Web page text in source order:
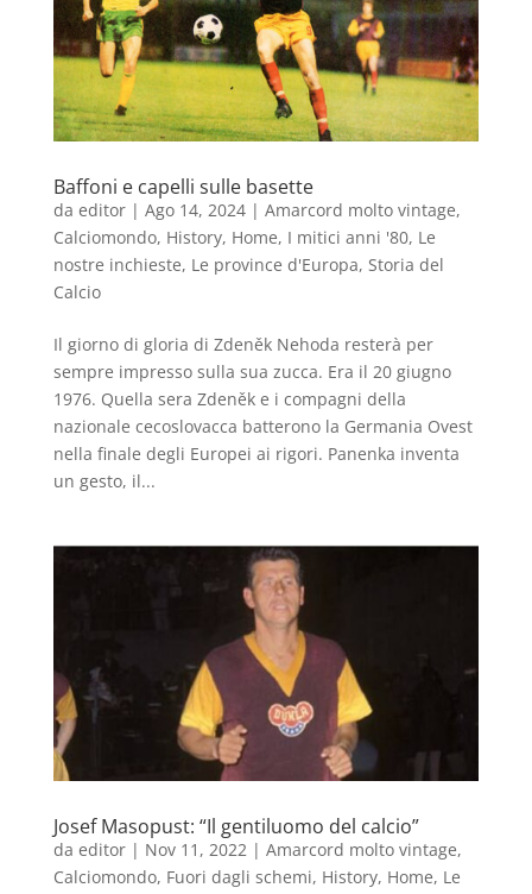
Baffoni e capelli sulle basette
da editor| Ago 14, 2024| Amarcord molto vintage,
Calciomondo, History, Home, I mitici anni '80, Le
nostre inchieste, Le province d'Europa, Storia del
Calcio
Il giorno di gloria di Zdeněk Nehoda resterà per
sempre impresso sulla sua zucca. Era il 20 giugno
1976. Quella sera Zdeněk e i compagni della
nazionale cecoslovacca batterono la Germania Ovest
nella finale degli Europei ai rigori. Panenka inventa
un gesto, il...
Josef Masopust: “Il gentiluomo del calcio”
da editor| Nov 11, 2022 | Amarcord molto vintage,
Calciomondo, Fuori dagli schemi, History, Home, Le